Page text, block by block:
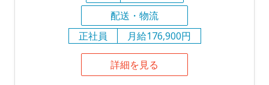
配送・物流
正社員
月給176,900円
詳細を見る